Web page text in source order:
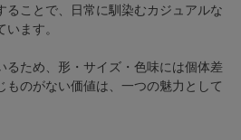
ることで、日常に馴染むカジュアルな
ます。
ため、形・サイズ・色味には個体差
ものがない価値は、一つの魅力として